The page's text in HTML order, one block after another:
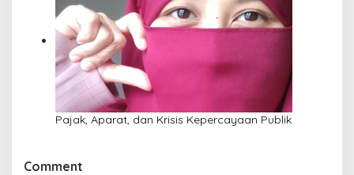
Pajak, Aparat, dan Krisis Kepercayaan Publik
Comment